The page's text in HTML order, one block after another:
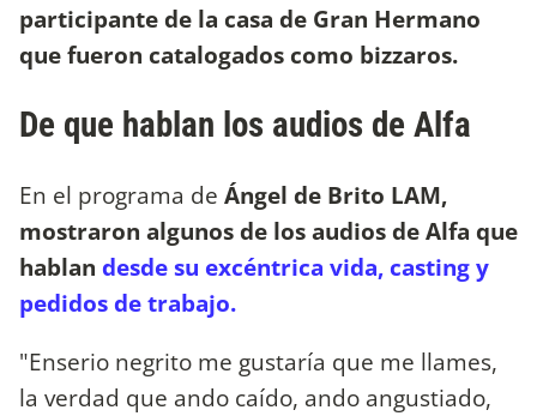
participante de la casa de Gran Hermano
que fueron catalogados como bizzaros.
De que hablan los audios de Alfa
En el programa de Ángel de Brito LAM,
mostraron algunos de los audios de Alfa que
hablan desde su excéntrica vida, casting y
pedidos de trabajo.
"Enserio negrito me gustaría que me llames,
la verdad que ando caído, ando angustiado,